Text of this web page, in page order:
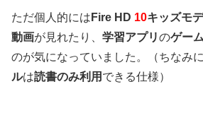
ただ個人的には Fire HD 10キッズモ
動画が見れたり、 学習アプリのゲーム
のが気になっていました。（ちなみに
ルは読書のみ利用 できる仕様）